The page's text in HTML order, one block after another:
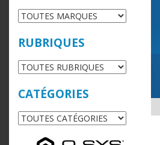
RUBRIQUES
CATÉGORIES